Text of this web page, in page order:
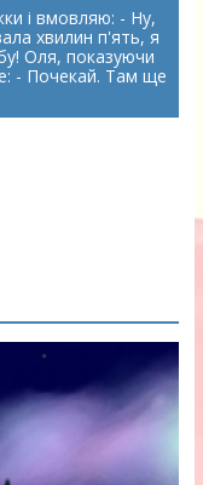
і вмовляю: - Ну,
хвилин п'ять, я
Оля, показуючи
- Почекай. Там ще